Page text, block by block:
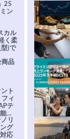
25
ン
カル
く柔
)で
商品
ト
ィ
テ
を
に
リ
グ
応